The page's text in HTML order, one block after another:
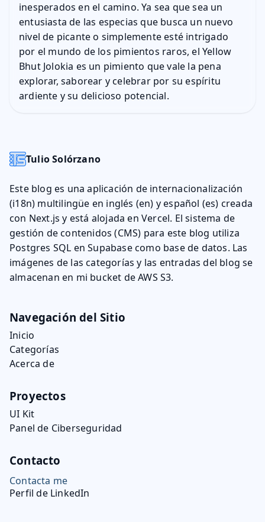
inesperados en el camino. Ya sea que sea un
entusiasta de las especias que busca un nuevo
nivel de picante o simplemente esté intrigado
por el mundo de los pimientos raros, el Yellow
Bhut Jolokia es un pimiento que vale la pena
explorar, saborear y celebrar por su espíritu
ardiente y su delicioso potencial.
Tulio Solórzano
Este blog es una aplicación de internacionalización
(i18n) multilingüe en inglés (en) y español (es) creada
con Next.js y está alojada en Vercel. El sistema de
gestión de contenidos (CMS) para este blog utiliza
Postgres SQL en Supabase como base de datos. Las
imágenes de las categorías y las entradas del blog se
almacenan en mi bucket de AWS S3.
Navegación del Sitio
Inicio
Categorías
Acerca de
Proyectos
UI Kit
Panel de Ciberseguridad
Contacto
Contacta me
Perfil de LinkedIn